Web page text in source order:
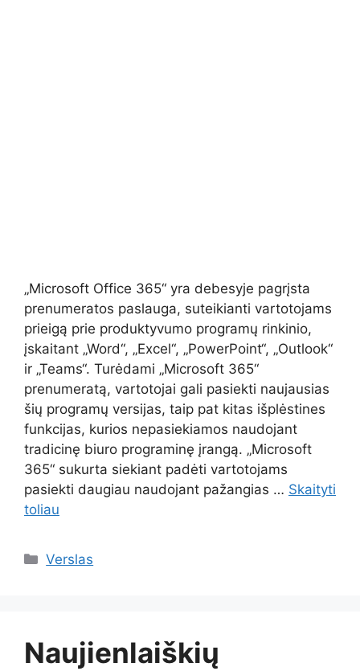
„Microsoft Office 365“ yra debesyje pagrįsta
prenumeratos paslauga, suteikianti vartotojams
prieigą prie produktyvumo programų rinkinio,
įskaitant „Word“, „Excel“, „PowerPoint“, „Outlook“
ir „Teams“. Turėdami „Microsoft 365“
prenumeratą, vartotojai gali pasiekti naujausias
šių programų versijas, taip pat kitas išplėstines
funkcijas, kurios nepasiekiamos naudojant
tradicinę biuro programinę įrangą. „Microsoft
365“ sukurta siekiant padėti vartotojams
pasiekti daugiau naudojant pažangias … Skaityti
toliau
Kategorijos
Verslas
Naujienlaiškių